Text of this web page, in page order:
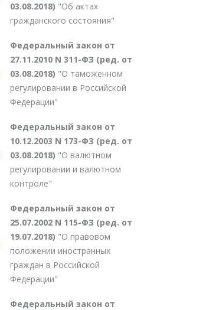
03.08.2018) "Об актах
гражданского состояния"
Федеральный закон от
27.11.2010 N 311-ФЗ (ред. от
03.08.2018) "О таможенном
регулировании в Российской
Федерации"
Федеральный закон от
10.12.2003 N 173-ФЗ (ред. от
03.08.2018) "О валютном
регулировании и валютном
контроле"
Федеральный закон от
25.07.2002 N 115-ФЗ (ред. от
19.07.2018) "О правовом
положении иностранных
граждан в Российской
Федерации"
Федеральный закон от